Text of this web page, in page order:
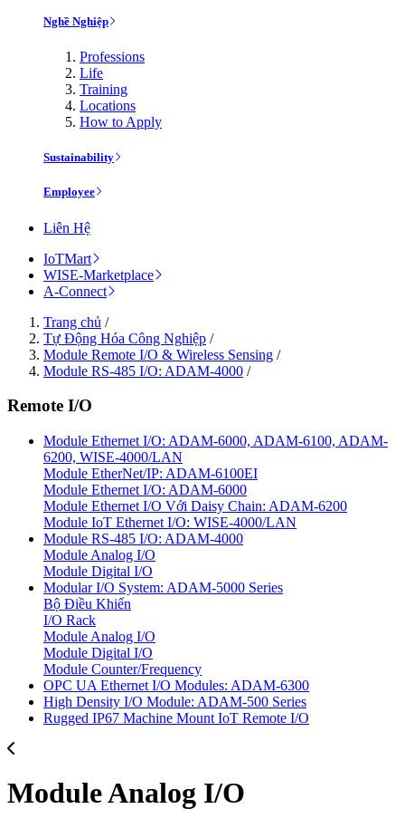
Nghề Nghiệp
Professions
Life
Training
Locations
How to Apply
Sustainability
Employee
Liên Hệ
IoTMart
WISE-Marketplace
A-Connect
Trang chủ /
Tự Động Hóa Công Nghiệp /
Module Remote I/O & Wireless Sensing /
Module RS-485 I/O: ADAM-4000 /
Remote I/O
Module Ethernet I/O: ADAM-6000, ADAM-6100, ADAM-
6200, WISE-4000/LAN
Module EtherNet/IP: ADAM-6100EI
Module Ethernet I/O: ADAM-6000
Module Ethernet I/O Với Daisy Chain: ADAM-6200
Module IoT Ethernet I/O: WISE-4000/LAN
Module RS-485 I/O: ADAM-4000
Module Analog I/O
Module Digital I/O
Modular I/O System: ADAM-5000 Series
Bộ Điều Khiển
I/O Rack
Module Analog I/O
Module Digital I/O
Module Counter/Frequency
OPC UA Ethernet I/O Modules: ADAM-6300
High Density I/O Module: ADAM-500 Series
Rugged IP67 Machine Mount IoT Remote I/O
Module Analog I/O